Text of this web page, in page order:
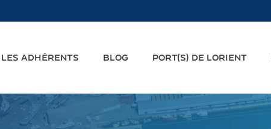
LES ADHÉRENTS BLOG PORT(S) DE LORIENT